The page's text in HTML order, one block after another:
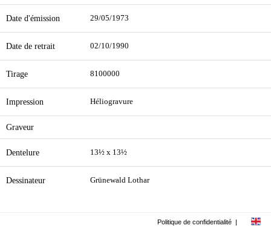
Date d'émission 29/05/1973
Date de retrait 02/10/1990
Tirage 8100000
Impression Héliogravure
Graveur
Dentelure 13½ x 13½
Dessinateur Grünewald Lothar
Politique de confidentialité |